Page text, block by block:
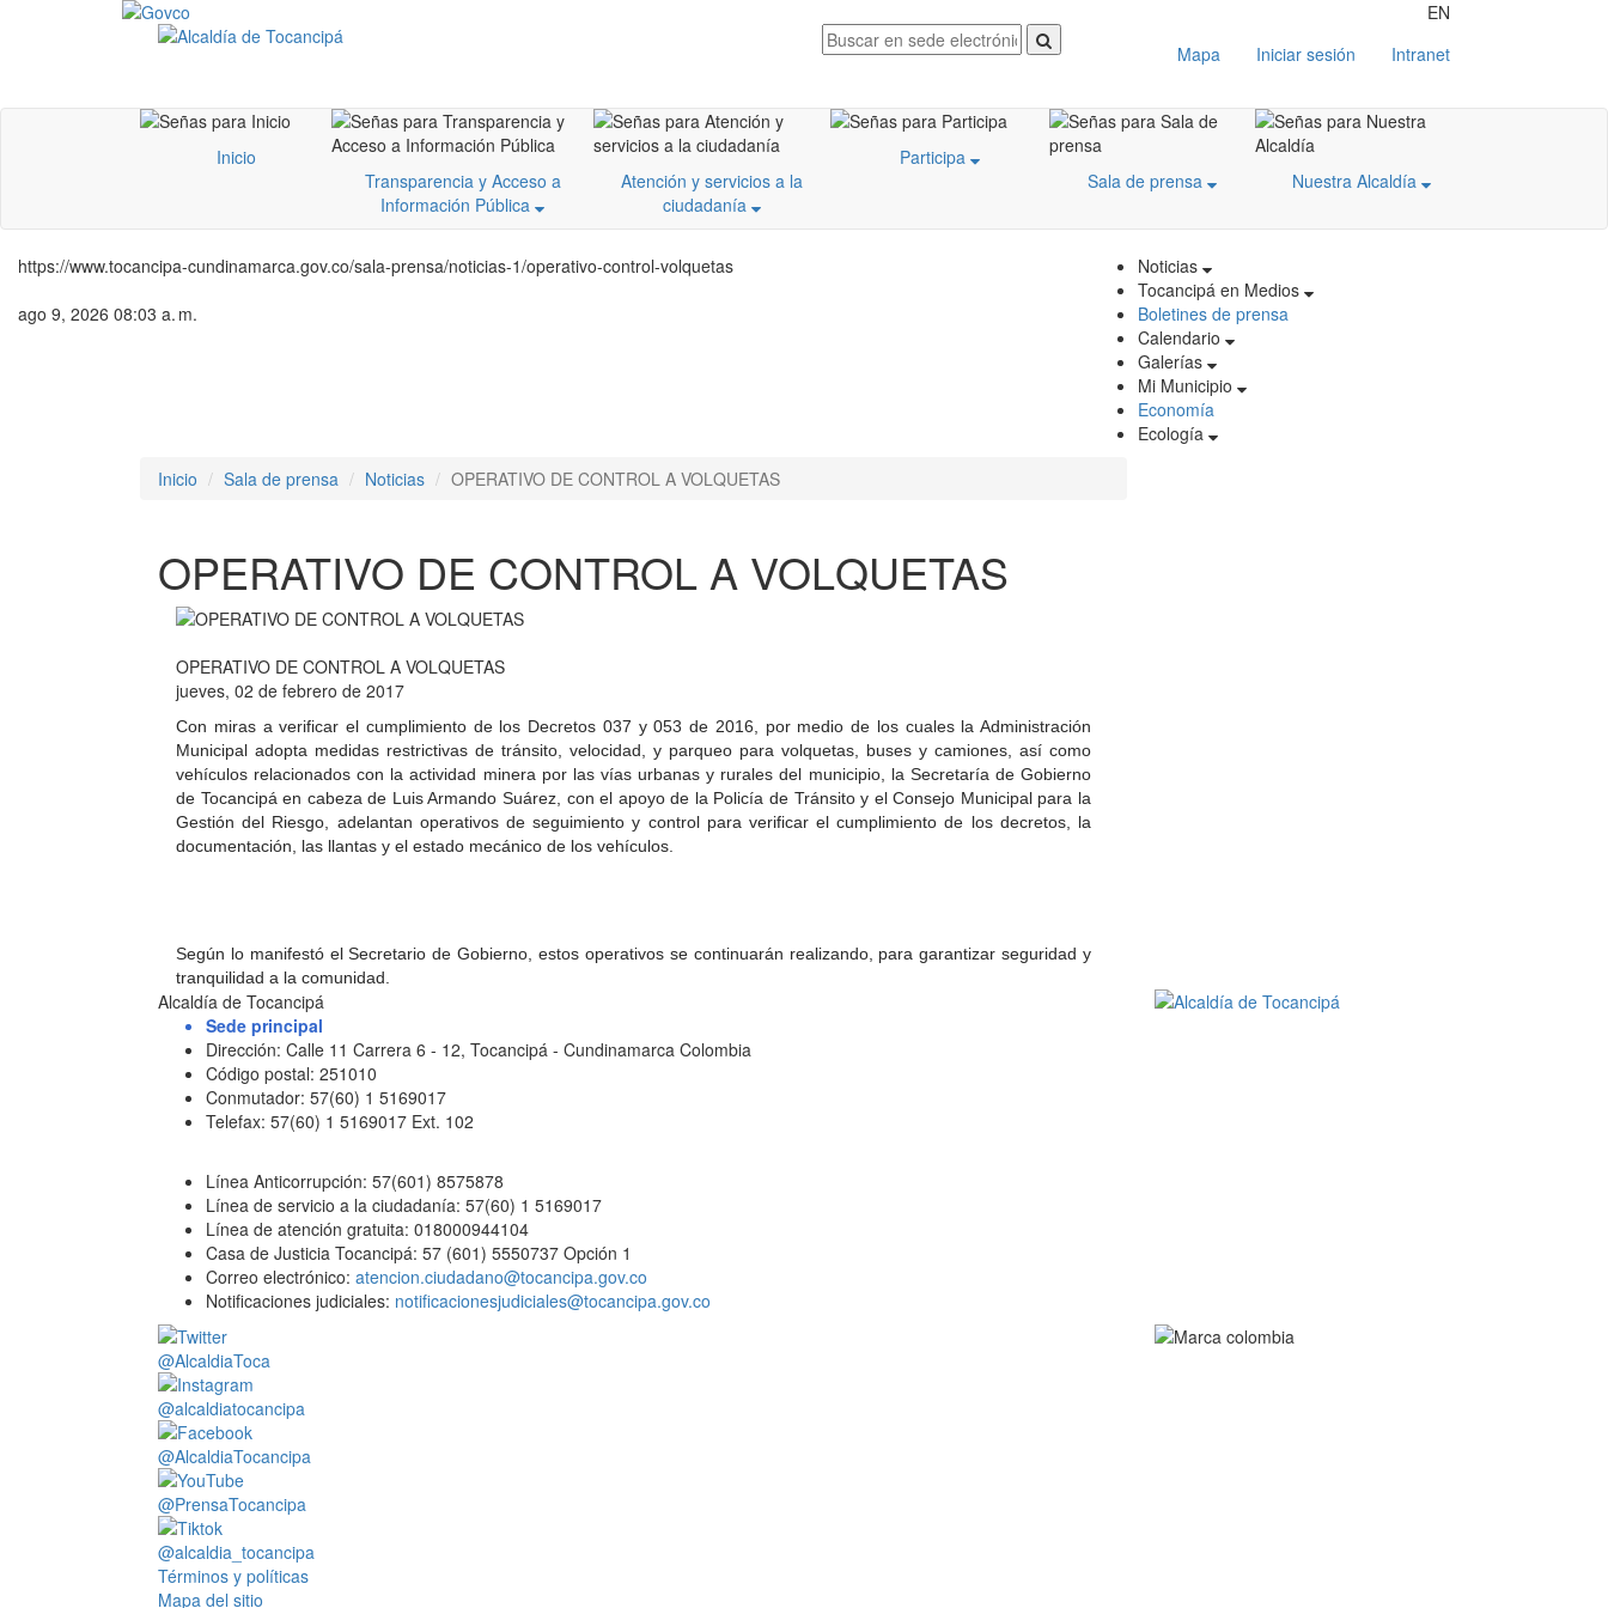
EN
Mapa
Iniciar sesión Intranet
Inicio
Transparencia y Acceso a
Información Pública
Atención y servicios a la
ciudadanía
Participa
Sala de prensa
Nuestra Alcaldía
https://www.tocancipa-cundinamarca.gov.co/sala-prensa/noticias-1/operativo-control-volquetas
ago 9, 2026 08:03 a. m.
Noticias
Tocancipá en Medios
Boletines de prensa
Calendario
Galerías
Mi Municipio
Economía
Ecología
Inicio
Sala de prensa Noticias OPERATIVO DE CONTROL A VOLQUETAS
OPERATIVO DE CONTROL A VOLQUETAS
OPERATIVO DE CONTROL A VOLQUETAS
jueves, 02 de febrero de 2017
Con miras a verificar el cumplimiento de los Decretos 037 y 053 de 2016, por medio de los cuales la Administración
Municipal adopta medidas restrictivas de tránsito, velocidad, y parqueo para volquetas, buses y camiones, así como
vehículos relacionados con la actividad minera por las vías urbanas y rurales del municipio, la Secretaría de Gobierno
de Tocancipá en cabeza de Luis Armando Suárez, con el apoyo de la Policía de Tránsito y el Consejo Municipal para la
Gestión del Riesgo, adelantan operativos de seguimiento y control para verificar el cumplimiento de los decretos, la
documentación, las llantas y el estado mecánico de los vehículos.
Según lo manifestó el Secretario de Gobierno, estos operativos se continuarán realizando, para garantizar seguridad y
tranquilidad a la comunidad.
Alcaldía de Tocancipá
Sede principal
Dirección: Calle 11 Carrera 6 - 12, Tocancipá - Cundinamarca Colombia
Código postal: 251010
Conmutador: 57(60) 1 5169017
Telefax: 57(60) 1 5169017 Ext. 102
Línea Anticorrupción: 57(601) 8575878
Línea de servicio a la ciudadanía: 57(60) 1 5169017
Línea de atención gratuita: 018000944104
Casa de Justicia Tocancipá: 57 (601) 5550737 Opción 1
Correo electrónico: atencion.ciudadano@tocancipa.gov.co
Notificaciones judiciales: notificacionesjudiciales@tocancipa.gov.co
@AlcaldiaToca
@alcaldiatocancipa
@AlcaldiaTocancipa
@PrensaTocancipa
@alcaldia_tocancipa
Términos y políticas
Mapa del sitio